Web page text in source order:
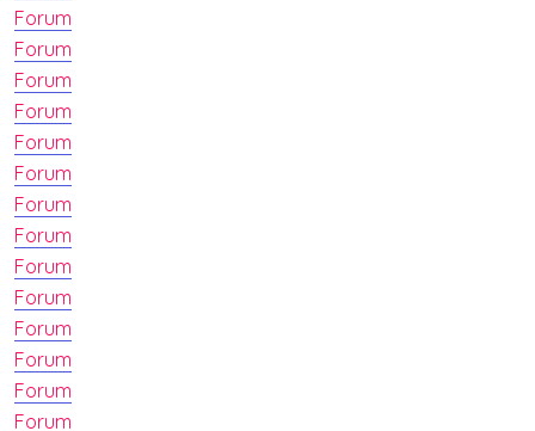
Forum
Forum
Forum
Forum
Forum
Forum
Forum
Forum
Forum
Forum
Forum
Forum
Forum
Forum